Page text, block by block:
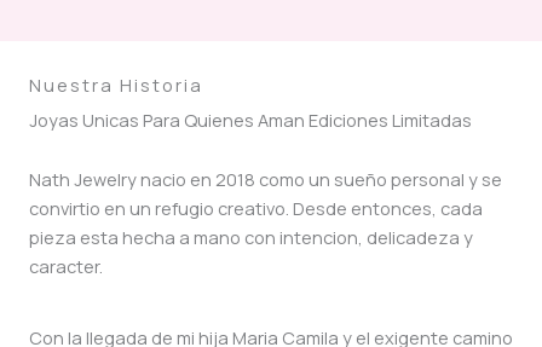
Nuestra Historia
Joyas Unicas Para Quienes Aman Ediciones Limitadas
Nath Jewelry nacio en 2018 como un sueño personal y se
convirtio en un refugio creativo. Desde entonces, cada
pieza esta hecha a mano con intencion, delicadeza y
caracter.
Con la llegada de mi hija Maria Camila y el exigente camino